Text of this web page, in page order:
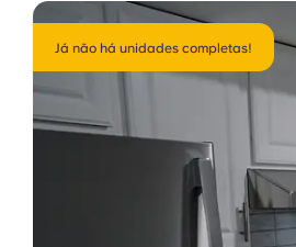
Yugo
era no
A parceria pioneira
Já não há unidades completas!